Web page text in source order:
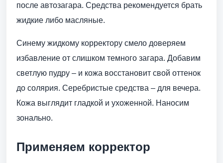
после автозагара. Средства рекомендуется брать
жидкие либо масляные.
Синему жидкому корректору смело доверяем
избавление от слишком темного загара. Добавим
светлую пудру – и кожа восстановит свой оттенок
до солярия. Серебристые средства – для вечера.
Кожа выглядит гладкой и ухоженной. Наносим
зонально.
Применяем корректор